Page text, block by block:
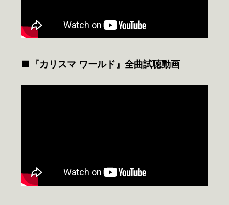
■『カリスマ ワールド』全曲試聴動画